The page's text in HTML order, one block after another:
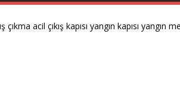
çıkma acil çıkış kapısı yangın kapısı yangın